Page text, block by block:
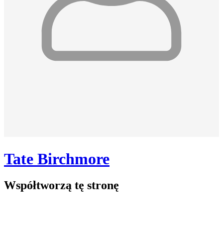
Tate Birchmore
Współtworzą tę stronę